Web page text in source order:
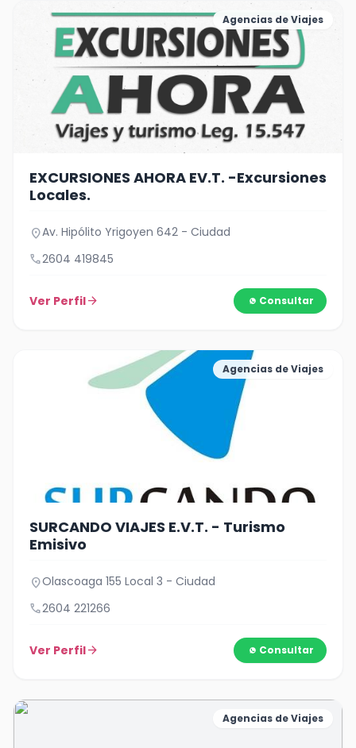
Agencias de Viajes
EXCURSIONES AHORA EV.T. -Excursiones
Locales.
location_onAv. Hipólito Yrigoyen 642 - Ciudad
call2604 419845
Ver Perfilarrow_forward Consultar
Agencias de Viajes
SURCANDO VIAJES E.V.T. - Turismo
Emisivo
location_onOlascoaga 155 Local 3 - Ciudad
call2604 221266
Ver Perfilarrow_forward Consultar
Agencias de Viajes